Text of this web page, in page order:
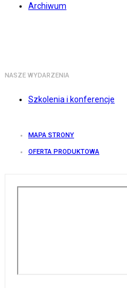
Archiwum
NASZE WYDARZENIA
Szkolenia i konferencje
MAPA STRONY
OFERTA PRODUKTOWA